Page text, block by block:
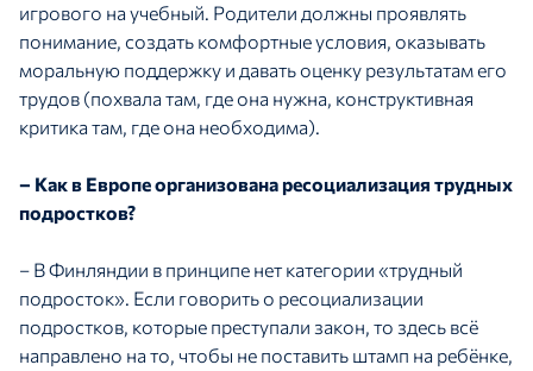
игрового на учебный. Родители должны проявлять
понимание, создать комфортные условия, оказывать
моральную поддержку и давать оценку результатам его
трудов (похвала там, где она нужна, конструктивная
критика там, где она необходима).
– Как в Европе организована ресоциализация трудных
подростков?
– В Финляндии в принципе нет категории «трудный
подросток». Если говорить о ресоциализации
подростков, которые преступали закон, то здесь всё
направлено на то, чтобы не поставить штамп на ребёнке,